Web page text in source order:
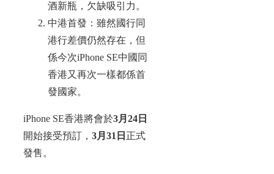
酒新瓶，欠缺吸引力。
中港首發：雖然國行同
港行差價仍然存在，但
係今次iPhone SE中國同
香港又再次一樣都係首
發國家。
iPhone SE香港將會於3月24日
開始接受預訂， 3月31日 正式
發售。